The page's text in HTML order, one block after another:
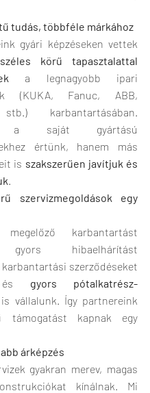
tudás, többféle márkához
gyári képzéseken vettek
széles körű tapasztalattal
a legnagyobb ipari
(KUKA, Fanuc, ABB,
karbantartásában.
a saját gyártású
értünk, hanem más
is szakszerűen javítjuk és
szervizmegoldások egy
megelőző karbantartást
gyors hibaelhárítást
szerződéseket
és gyors pótalkatrész-
is vállalunk. Így partnereink
támogatást kapnak egy
árképzés
gyakran merev, magas
kínálnak. Mi